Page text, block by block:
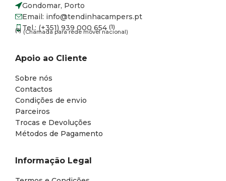
Gondomar, Porto
Email: info@tendinhacampers.pt
Tel.: (+351) 939 000 654 (1)
(1) (Chamada para rede móvel nacional)
Apoio ao Cliente
Sobre nós
Contactos
Condições de envio
Parceiros
Trocas e Devoluções
Métodos de Pagamento
Informação Legal